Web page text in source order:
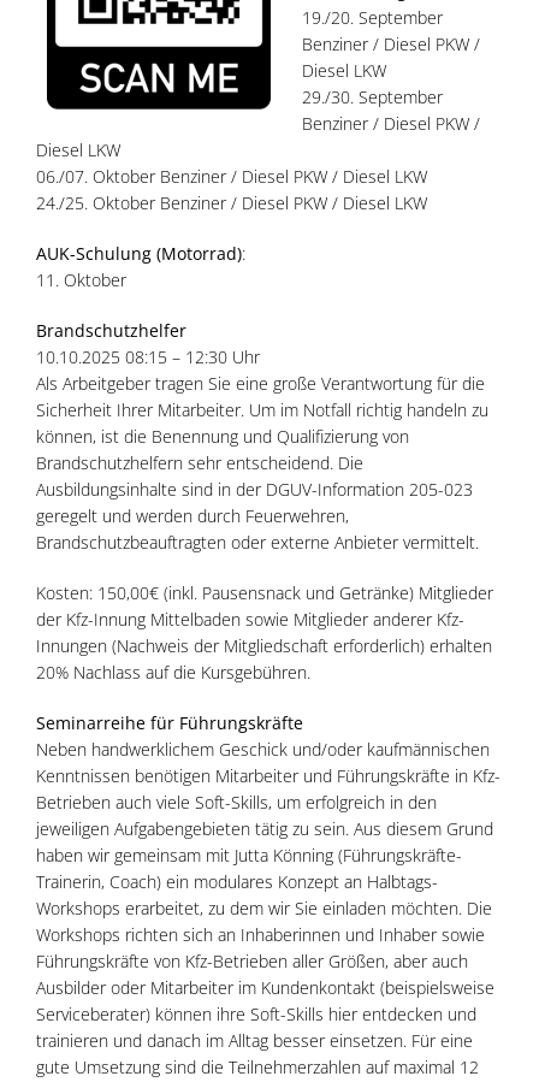
19./20. September
Benziner / Diesel PKW /
Diesel LKW
29./30. September
Benziner / Diesel PKW /
Diesel LKW
06./07. Oktober Benziner / Diesel PKW / Diesel LKW
24./25. Oktober Benziner / Diesel PKW / Diesel LKW
AUK-Schulung (Motorrad):
11. Oktober
Brandschutzhelfer
10.10.2025 08:15 – 12:30 Uhr
Als Arbeitgeber tragen Sie eine große Verantwortung für die
Sicherheit Ihrer Mitarbeiter. Um im Notfall richtig handeln zu
können, ist die Benennung und Qualifizierung von
Brandschutzhelfern sehr entscheidend. Die
Ausbildungsinhalte sind in der DGUV-Information 205-023
geregelt und werden durch Feuerwehren,
Brandschutzbeauftragten oder externe Anbieter vermittelt.
Kosten: 150,00€ (inkl. Pausensnack und Getränke) Mitglieder
der Kfz-Innung Mittelbaden sowie Mitglieder anderer Kfz-
Innungen (Nachweis der Mitgliedschaft erforderlich) erhalten
20% Nachlass auf die Kursgebühren.
Seminarreihe für Führungskräfte
Neben handwerklichem Geschick und/oder kaufmännischen
Kenntnissen benötigen Mitarbeiter und Führungskräfte in Kfz-
Betrieben auch viele Soft-Skills, um erfolgreich in den
jeweiligen Aufgabengebieten tätig zu sein. Aus diesem Grund
haben wir gemeinsam mit Jutta Könning (Führungskräfte-
Trainerin, Coach) ein modulares Konzept an Halbtags-
Workshops erarbeitet, zu dem wir Sie einladen möchten. Die
Workshops richten sich an Inhaberinnen und Inhaber sowie
Führungskräfte von Kfz-Betrieben aller Größen, aber auch
Ausbilder oder Mitarbeiter im Kundenkontakt (beispielsweise
Serviceberater) können ihre Soft-Skills hier entdecken und
trainieren und danach im Alltag besser einsetzen. Für eine
gute Umsetzung sind die Teilnehmerzahlen auf maximal 12